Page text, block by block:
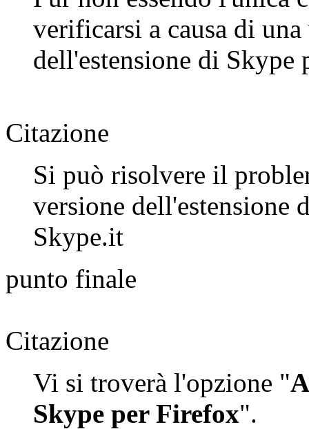
verificarsi a causa di
dell'estensione di Skype
Citazione
Si può risolvere il
versione dell'estensione
Skype.it
punto finale
Citazione
Vi si troverà l'opzione "
Skype per Firefox".